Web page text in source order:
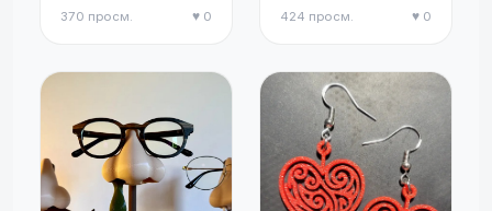
370 просм. ♥ 0 424 просм. ♥ 0